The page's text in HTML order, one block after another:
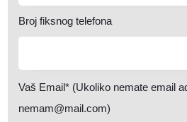
Broj fiksnog telefona
Vaš Email* (Ukoliko nemate email
nemam@mail.com)